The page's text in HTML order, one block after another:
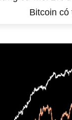
Bitcoin có